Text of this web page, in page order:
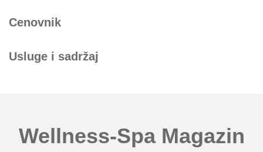
Cenovnik
Usluge i sadržaj
Wellness-Spa Magazin